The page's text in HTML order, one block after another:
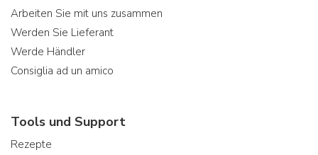
Arbeiten Sie mit uns zusammen
Werden Sie Lieferant
Werde Händler
Consiglia ad un amico
Tools und Support
Rezepte